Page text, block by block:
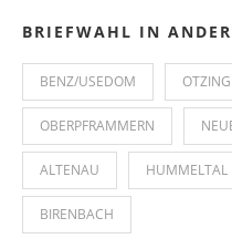
BRIEFWAHL IN
BENZ/USEDOM OTZING
OBERPFRAMMERN
ALTENAU HUMMELTAL
BIRENBACH